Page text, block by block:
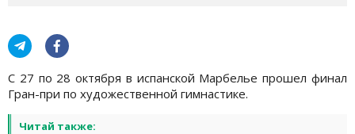
С 27 по 28 октября в испанской Марбелье прошел финал
Гран-при по художественной гимнастике.
Читай также: